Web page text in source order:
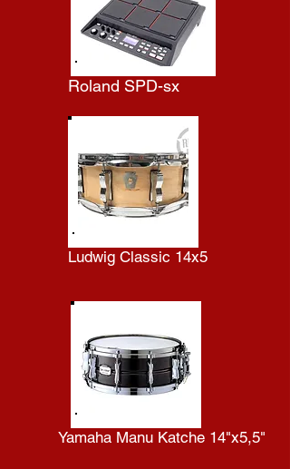
Roland SPD-sx
Ludwig Classic 14x5
Yamaha Manu Katche 14"x5,5"